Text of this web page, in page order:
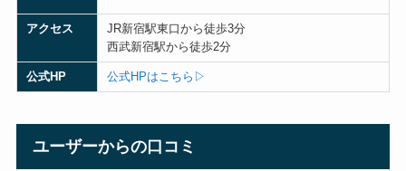
アクセス
JR新宿駅東口から徒歩3分
西武新宿駅から徒歩2分
公式HP 公式HPはこちら▷
ユーザーからの口コミ